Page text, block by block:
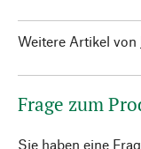
Weitere Artikel von
Frage zum
Sie haben eine